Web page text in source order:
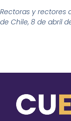
Rectoras y rectores
de Chile, 8 de abril